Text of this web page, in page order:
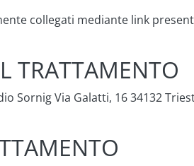
collegati mediante link
TRATTAMENTO
Sornig Via Galatti, 16 34132